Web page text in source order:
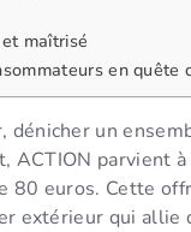
maîtrisé
en quête
dénicher un
ACTION parvient
80 euros. Cette
extérieur qui allie